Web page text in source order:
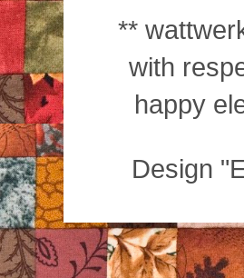
**
with
happy
Design